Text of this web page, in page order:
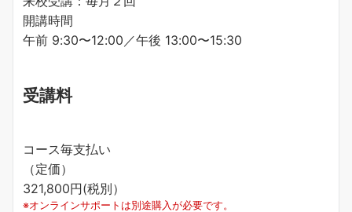
開講時間
午前 9:30〜12:00／午後 13:00〜15:30
受講料
コース毎支払い
（定価）
321,800円(税別）
※オンラインサポートは別途購入が必要です。